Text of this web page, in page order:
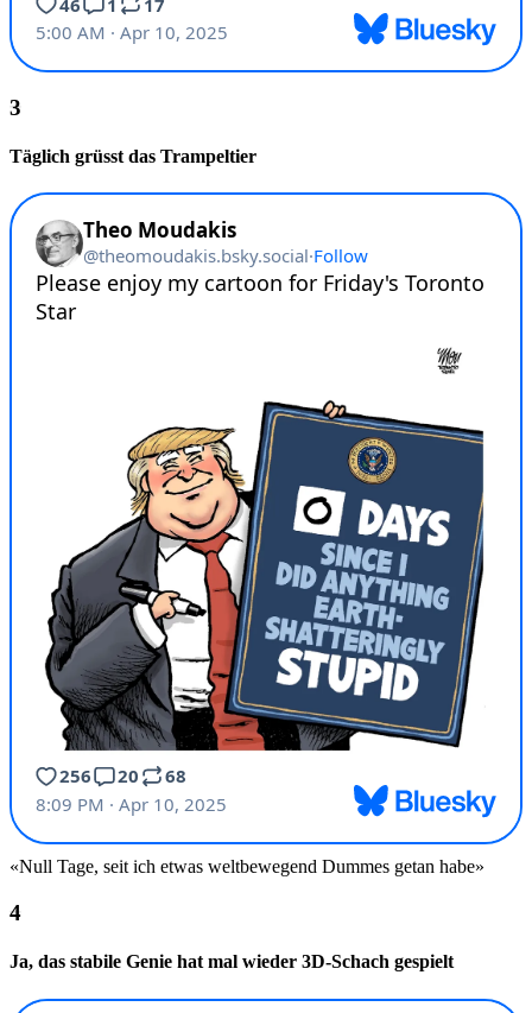
Täglich grüsst das Trampeltier
«Null Tage, seit ich etwas weltbewegend Dummes getan habe»
Ja, das stabile Genie hat mal wieder 3D-Schach gespielt